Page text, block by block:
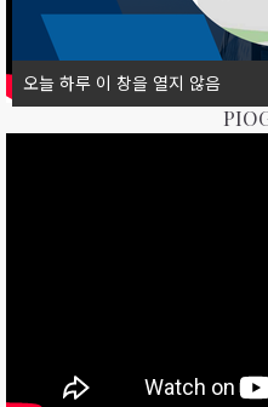
오늘 하루 이 창을 열지 않음